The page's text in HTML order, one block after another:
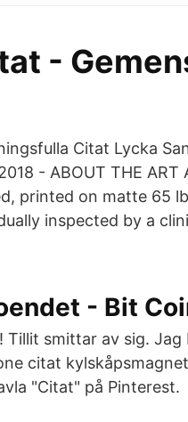
-
Citat Lycka
- ABOUT THE ART
printed on matte 65
inspected by a
- Bit
smittar av sig. Jag
citat
"Citat" på Pinterest.